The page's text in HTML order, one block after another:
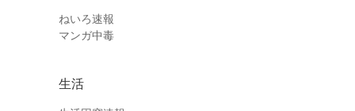
ねいろ速報
マンガ中毒
生活